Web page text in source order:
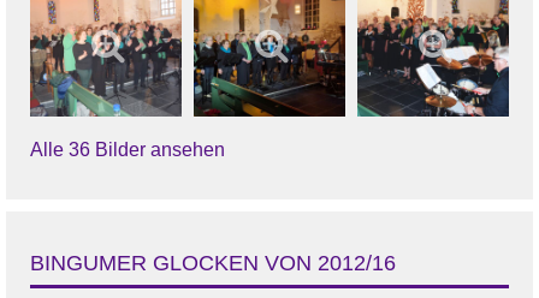
Alle 36 Bilder ansehen
BINGUMER GLOCKEN VON 2012/16